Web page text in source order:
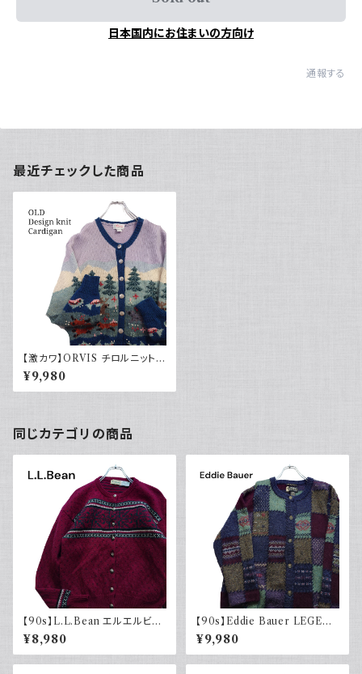
日本国内にお住まいの方向け
通報する
最近チェックした商品
【激カワ】ORVIS チロルニットカ
ーディガン アニマル柄 メタルボ
タン 総柄
¥9,980
同じカテゴリの商品
【90s】L.L.Bean エルエルビー
ン チロルニット カーディガン セ
ーター ボルドー メタルボタン 古
着 ヴィンテージ
¥8,980
【90s】Eddie Bauer LEGEN
D エディーバウアー レジェンド
総柄ニット カーディガン ウール
レトロ 90年代
¥9,980